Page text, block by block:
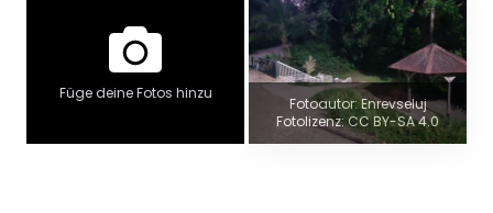
Füge deine Fotos hinzu
Fotoautor: Enrevseluj
Fotolizenz: CC BY-SA 4.0